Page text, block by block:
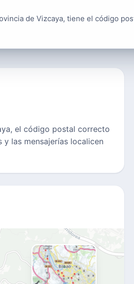
de Vizcaya, tiene el código
el código postal correcto
las mensajerías localicen